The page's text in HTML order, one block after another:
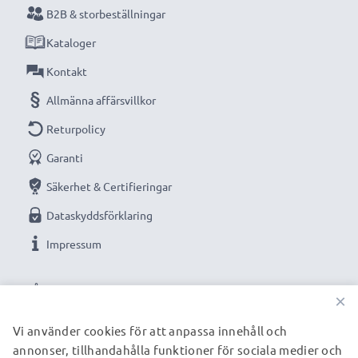
VÅRA BETALNINGSALTERNATIV
B2B & storbeställningar
Kataloger
Kontakt
Allmänna affärsvillkor
Returpolicy
Garanti
Säkerhet & Certifieringar
Dataskyddsförklaring
Impressum
VÅRA FRAKTPARTNERS
×
Vi använder cookies för att anpassa innehåll och
annonser, tillhandahålla funktioner för sociala medier och